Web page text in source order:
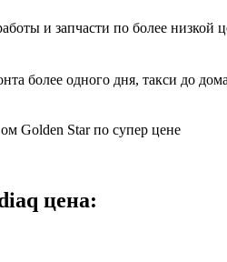
и запчасти по более низкой
более одного дня, такси до
Golden Star по супер цене
цена: